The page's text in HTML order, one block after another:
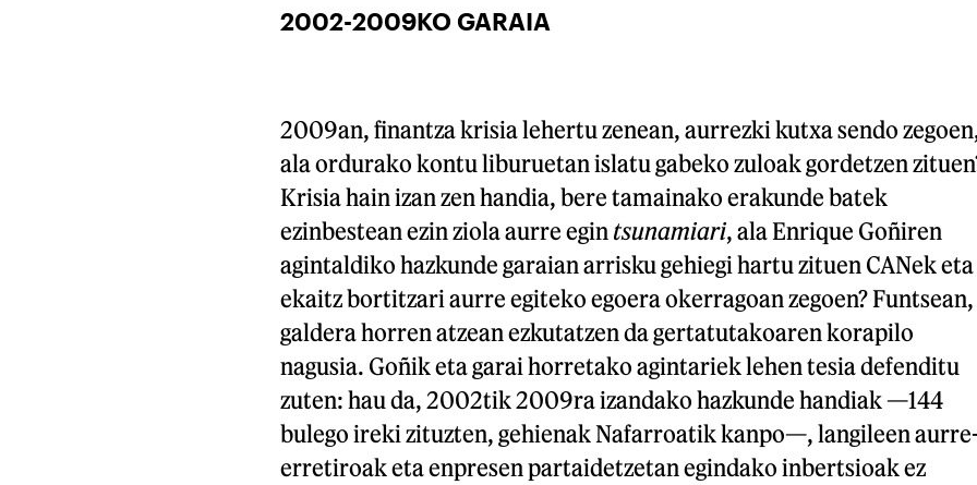
2002-2009KO GARAIA
2009an, finantza krisia lehertu zenean, aurrezki kutxa sendo
ala ordurako kontu liburuetan islatu gabeko zuloak gordetzen
Krisia hain izan zen handia, bere tamainako erakunde batek
ezinbestean ezin ziola aurre egin tsunamiari, ala Enrique Goñiren
agintaldiko hazkunde garaian arrisku gehiegi hartu zituen CANek eta
ekaitz bortitzari aurre egiteko egoera okerragoan zegoen? Funtsean,
galdera horren atzean ezkutatzen da gertatutakoaren korapilo
nagusia. Goñik eta garai horretako agintariek lehen tesia defenditu
zuten: hau da, 2002tik 2009ra izandako hazkunde handiak —144
bulego ireki zituzten, gehienak Nafarroatik kanpo—, langileen
erretiroak eta enpresen partaidetzetan egindako inbertsioak ez